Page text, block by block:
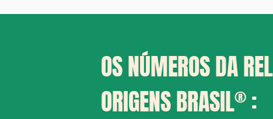
OS NÚMEROS DA
ORIGENS BRASIL®: